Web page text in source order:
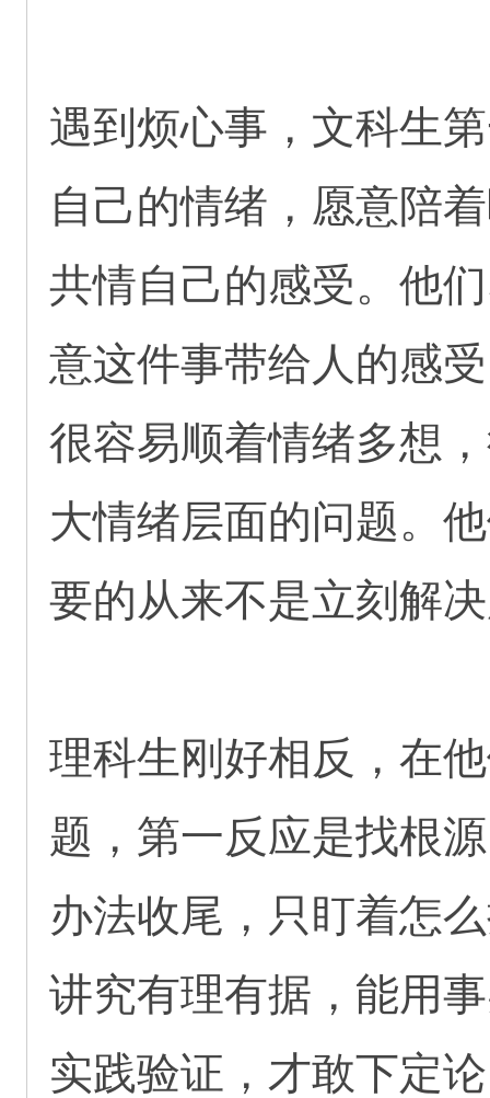
遇到烦心事，文科生
自己的情绪，愿意陪
共情自己的感受。他
意这件事带给人的感
很容易顺着情绪多想
大情绪层面的问题。
要的从来不是立刻解
理科生刚好相反，在
题，第一反应是找根
办法收尾，只盯着怎
讲究有理有据，能用
实践验证，才敢下定